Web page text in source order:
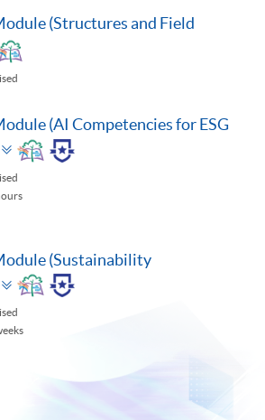
(Structures and Field
(AI Competencies for ESG
Toggle
panel
(Sustainability
Toggle
panel